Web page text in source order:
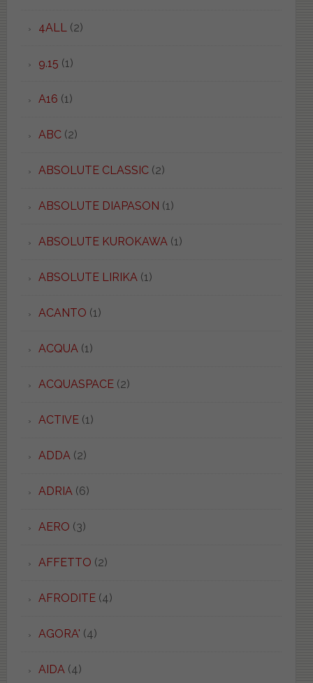
4ALL(2)
9.15 (1)
A16 (1)
ABC(2)
ABSOLUTE CLASSIC(2)
ABSOLUTE DIAPASON (1)
ABSOLUTE KUROKAWA(1)
ABSOLUTE LIRIKA(1)
ACANTO (1)
ACQUA(1)
ACQUASPACE(2)
ACTIVE(1)
ADDA(2)
ADRIA(6)
AERO (3)
AFFETTO (2)
AFRODITE(4)
AGORA' (4)
AIDA(4)